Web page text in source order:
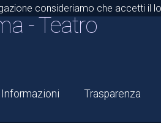
- Teatro
Informazioni Trasparenza
consideriamo che accetti il